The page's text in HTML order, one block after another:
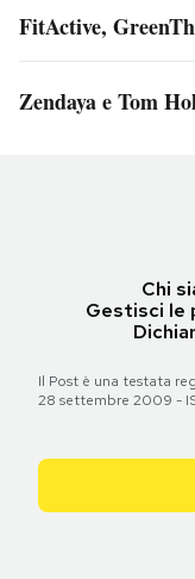
FitActive,
Zendaya e Tom
Chi
Gestisci le
Il Post è una testata
28 settembre 2009 -